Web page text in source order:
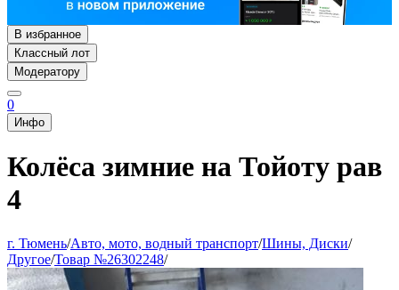
В избранное
Классный лот
Модератору
0
Инфо
Колёса зимние на Тойоту рав
4
г. Тюмень/Авто, мото, водный транспорт/Шины, Диски/
Другое/Товар №26302248/